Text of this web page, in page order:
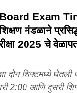
Exam
मंडळाने
2025 चे
दोन शिफ्टमध्ये
2:00 आणि दुसरी